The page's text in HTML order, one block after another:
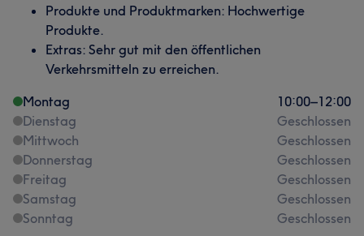
Produkte und Produktmarken: Hochwertige
Produkte.
Extras: Sehr gut mit den öffentlichen
Verkehrsmitteln zu erreichen.
Montag
10:00–12:00
Dienstag
Geschlossen
Mittwoch
Geschlossen
Donnerstag
Geschlossen
Freitag
Geschlossen
Samstag
Geschlossen
Sonntag
Geschlossen